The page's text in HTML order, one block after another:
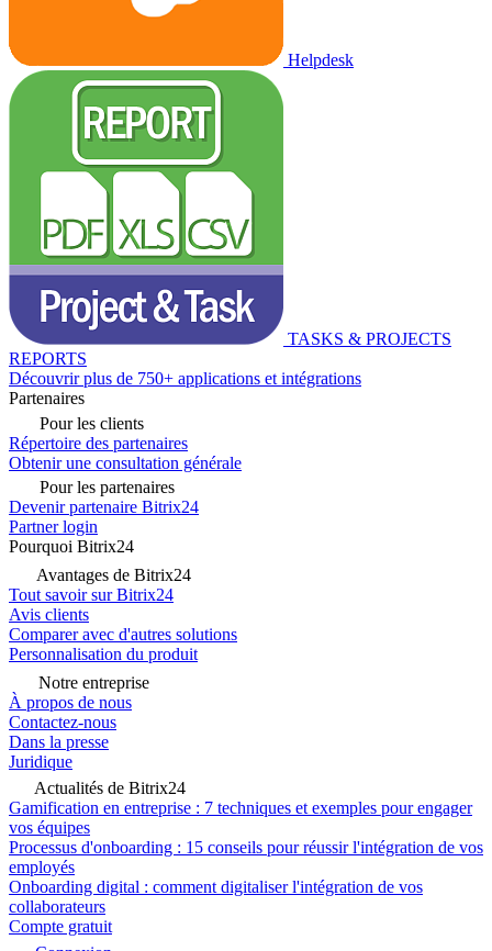
Helpdesk
TASKS & PROJECTS
REPORTS
Découvrir plus de 750+ applications et intégrations
Partenaires
Pour les clients
Répertoire des partenaires
Obtenir une consultation générale
Pour les partenaires
Devenir partenaire Bitrix24
Partner login
Pourquoi Bitrix24
Avantages de Bitrix24
Tout savoir sur Bitrix24
Avis clients
Comparer avec d'autres solutions
Personnalisation du produit
Notre entreprise
À propos de nous
Contactez-nous
Dans la presse
Juridique
Actualités de Bitrix24
Gamification en entreprise : 7 techniques et exemples pour engager
vos équipes
Processus d'onboarding : 15 conseils pour réussir l'intégration de vos
employés
Onboarding digital : comment digitaliser l'intégration de vos
collaborateurs
Compte gratuit